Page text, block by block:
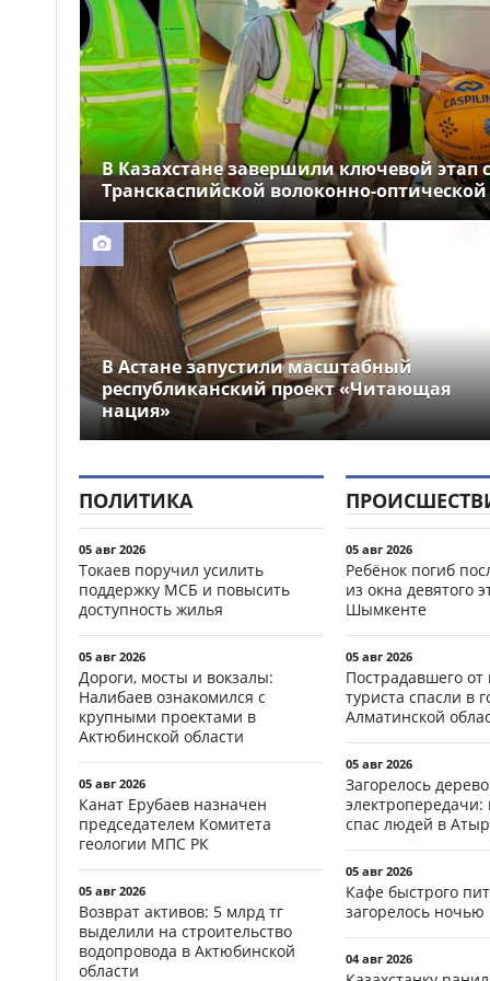
устроили праздник для
крокодила
12:26
Почти 12 тысяч км
электросетей отремонтировали
в Казахстане
В Казахстане завершили ключевой этап
Транскаспийской волоконно-
В Астане запустили масштабный
республиканский проект «Читающая
нация»
ПОЛИТИКА
05 авг 2026
Токаев поручил усилить
поддержку МСБ и повысить
доступность жилья
05 авг 2026
Дороги, мосты и вокзалы:
Налибаев ознакомился с
крупными проектами в
Актюбинской области
05 авг 2026
Канат Ерубаев назначен
председателем Комитета
геологии МПС РК
05 авг 2026
Возврат активов: 5 млрд тг
выделили на строительство
водопровода в Актюбинской
области
05 авг 2026
Ребёнок погиб
из окна девятого
Шымкенте
05 авг 2026
Пострадавшего от
туриста спасли в
Алматинской
05 авг 2026
Загорелось
спас людей в
05 авг 2026
Кафе быстрого
загорелось ночью
04 авг 2026